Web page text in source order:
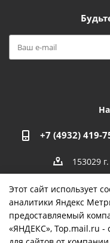
+7 (4932) 419-
153029
-
Этот сайт использует
аналитики Яндекс
предоставляемый
«ЯНДЕКС», Top.mail.ru -